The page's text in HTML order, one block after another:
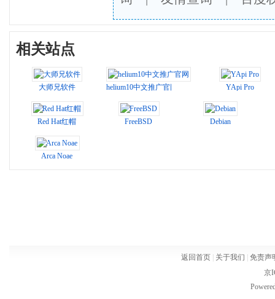
相关站点
大师兄软件 helium10中文推广官网 YApi Pro
Red Hat红帽 FreeBSD Debian
Arca Noae
返回首页 关于我们 |免责声
京